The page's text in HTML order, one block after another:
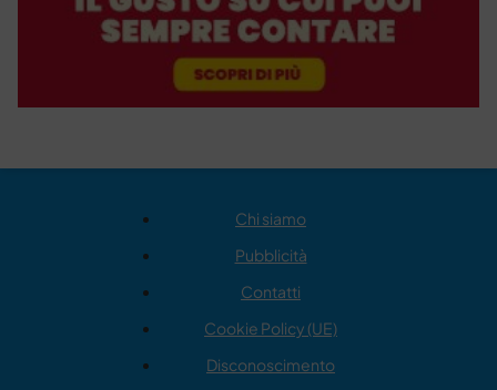
Chi siamo
Pubblicità
Contatti
Cookie Policy (UE)
Disconoscimento